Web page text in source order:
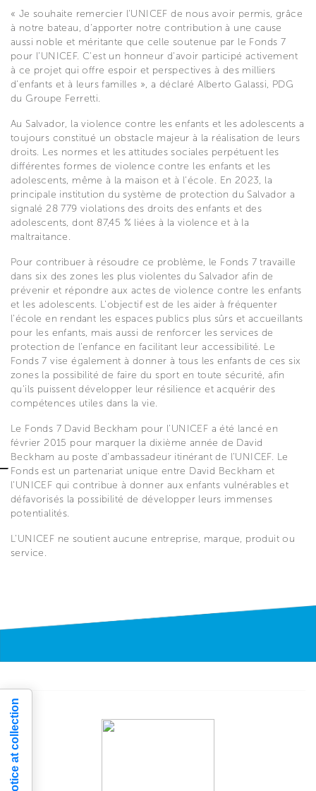
« Je souhaite remercier l'UNICEF de nous avoir permis, grâce
à notre bateau, d’apporter notre contribution à une cause
aussi noble et méritante que celle soutenue par le Fonds 7
pour l’UNICEF. C'est un honneur d'avoir participé activement
à ce projet qui offre espoir et perspectives à des milliers
d'enfants et à leurs familles », a déclaré Alberto Galassi, PDG
du Groupe Ferretti.
Au Salvador, la violence contre les enfants et les adolescents a
toujours constitué un obstacle majeur à la réalisation de leurs
droits. Les normes et les attitudes sociales perpétuent les
différentes formes de violence contre les enfants et les
adolescents, même à la maison et à l'école. En 2023, la
principale institution du système de protection du Salvador a
signalé 28 779 violations des droits des enfants et des
adolescents, dont 87,45 % liées à la violence et à la
maltraitance.
Pour contribuer à résoudre ce problème, le Fonds 7 travaille
dans six des zones les plus violentes du Salvador afin de
prévenir et répondre aux actes de violence contre les enfants
et les adolescents. L'objectif est de les aider à fréquenter
l'école en rendant les espaces publics plus sûrs et accueillants
pour les enfants, mais aussi de renforcer les services de
protection de l'enfance en facilitant leur accessibilité. Le
Fonds 7 vise également à donner à tous les enfants de ces six
zones la possibilité de faire du sport en toute sécurité, afin
qu'ils puissent développer leur résilience et acquérir des
compétences utiles dans la vie.
Le Fonds 7 David Beckham pour l'UNICEF a été lancé en
février 2015 pour marquer la dixième année de David
Beckham au poste d’ambassadeur itinérant de l’UNICEF. Le
Fonds est un partenariat unique entre David Beckham et
l'UNICEF qui contribue à donner aux enfants vulnérables et
défavorisés la possibilité de développer leurs immenses
potentialités.
L'UNICEF ne soutient aucune entreprise, marque, produit ou
service.
Notice at collection